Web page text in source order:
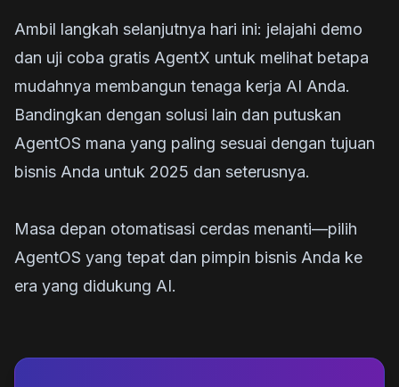
Ambil langkah selanjutnya hari ini: jelajahi demo
dan uji coba gratis AgentX untuk melihat betapa
mudahnya membangun tenaga kerja AI Anda.
Bandingkan dengan solusi lain dan putuskan
AgentOS mana yang paling sesuai dengan tujuan
bisnis Anda untuk 2025 dan seterusnya.
Masa depan otomatisasi cerdas menanti—pilih
AgentOS yang tepat dan pimpin bisnis Anda ke
era yang didukung AI.